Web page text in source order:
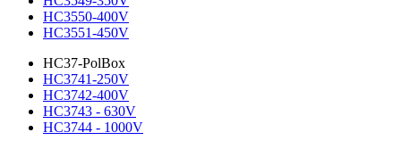
HC3550-400V
HC3551-450V
HC37-PolBox
HC3741-250V
HC3742-400V
HC3743 - 630V
HC3744 - 1000V